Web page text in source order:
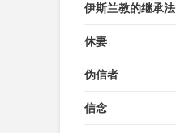
伊斯兰教的继承法
休妻
伪信者
信念